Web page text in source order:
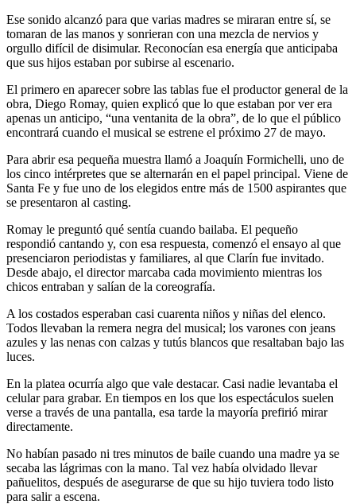
Ese sonido alcanzó para que varias madres se miraran entre sí, se
tomaran de las manos y sonrieran con una mezcla de nervios y
orgullo difícil de disimular. Reconocían esa energía que anticipaba
que sus hijos estaban por subirse al escenario.
El primero en aparecer sobre las tablas fue el productor general de la
obra, Diego Romay, quien explicó que lo que estaban por ver era
apenas un anticipo, “una ventanita de la obra”, de lo que el público
encontrará cuando el musical se estrene el próximo 27 de mayo.
Para abrir esa pequeña muestra llamó a Joaquín Formichelli, uno de
los cinco intérpretes que se alternarán en el papel principal. Viene de
Santa Fe y fue uno de los elegidos entre más de 1500 aspirantes que
se presentaron al casting.
Romay le preguntó qué sentía cuando bailaba. El pequeño
respondió cantando y, con esa respuesta, comenzó el ensayo al que
presenciaron periodistas y familiares, al que Clarín fue invitado.
Desde abajo, el director marcaba cada movimiento mientras los
chicos entraban y salían de la coreografía.
A los costados esperaban casi cuarenta niños y niñas del elenco.
Todos llevaban la remera negra del musical; los varones con jeans
azules y las nenas con calzas y tutús blancos que resaltaban bajo las
luces.
En la platea ocurría algo que vale destacar. Casi nadie levantaba el
celular para grabar. En tiempos en los que los espectáculos suelen
verse a través de una pantalla, esa tarde la mayoría prefirió mirar
directamente.
No habían pasado ni tres minutos de baile cuando una madre ya se
secaba las lágrimas con la mano. Tal vez había olvidado llevar
pañuelitos, después de asegurarse de que su hijo tuviera todo listo
para salir a escena.